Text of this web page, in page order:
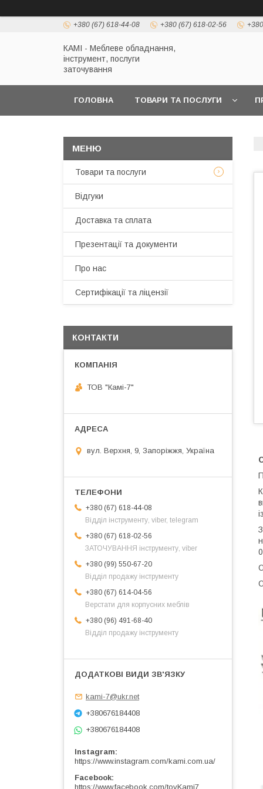
+380 (67) 618-44-08 +380 (67) 618-02-56
КАМІ - Меблеве обладнання,
інструмент, послуги
заточування
ГОЛОВНА ТОВАРИ ТА ПОСЛУГИ
Товари та послуги
Відгуки
Доставка та сплата
Презентації та документи
Про нас
Сертифікації та ліцензії
КОНТАКТИ
ТОВ "Камі-7"
вул. Верхня, 9, Запоріжжя, Україна
+380 (67) 618-44-08
Відділ інструменту, viber, telegram
+380 (67) 618-02-56
ЗАТОЧУВАННЯ інструменту, viber
+380 (99) 550-67-20
Відділ продажу інструменту
+380 (67) 614-04-56
Верстати для корпусних меблів
+380 (96) 491-68-40
Відділ продажу інструменту
kami-7@ukr.net
+380676184408
+380676184408
Instagram
https://www.instagram.com/kami.com.ua/
Facebook
https://www.facebook.com/tovKami7